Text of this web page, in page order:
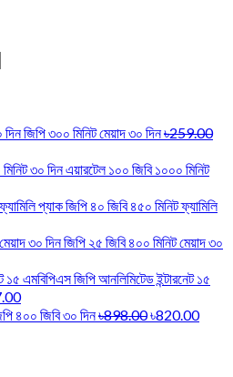
জিপি ৩০০ মিনিট মেয়াদ ৩০ দিন৳259.00
এয়ারটেল ১০০ জিবি ১০০০ মিনিট
জিপি ৪০ জিবি ৪৫০ মিনিট ফ্যামিলি
জিপি ২৫ জিবি ৪০০ মিনিট মেয়াদ ৩০
জিপি আনলিমিটেড ইন্টারনেট ১৫
৪০০ জিবি ৩০ দিন৳898.00৳820.00